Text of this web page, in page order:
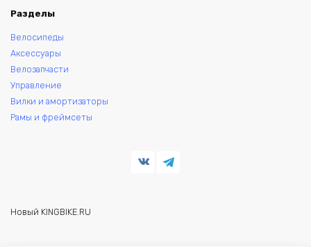
Разделы
Велосипеды
Аксессуары
Велозапчасти
Управление
Вилки и амортизаторы
Рамы и фреймсеты
Новый KINGBIKE.RU